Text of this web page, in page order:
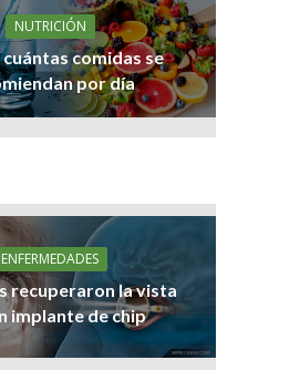
NUTRICIÓN
cuántas comidas se
por día
ENFERMEDADES
recuperaron la vista
implante de chip